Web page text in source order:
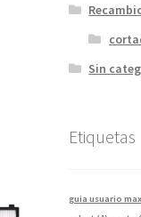
Sin
Etiquetas
guia usuario